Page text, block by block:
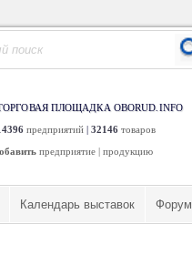
ПЛОЩАДКА OBORUD.INFO
предприятий | 32146 товаров
предприятие | продукцию
Календарь выставок Форум